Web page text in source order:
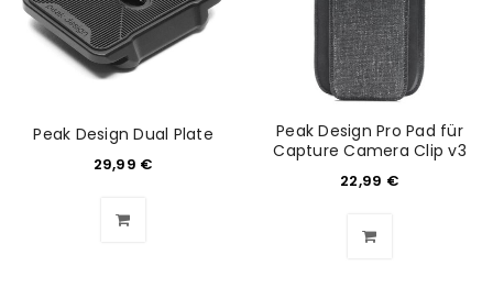
Peak Design Dual Plate
29,99 €
Peak Design Pro Pad für
Capture Camera Clip v3
22,99 €